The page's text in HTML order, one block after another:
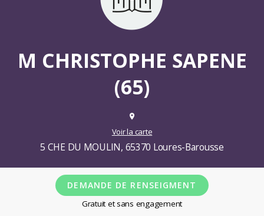
M CHRISTOPHE SAPENE
(65)
place
Voir la carte
5 CHE DU MOULIN, 65370 Loures-Barousse
DEMANDE DE RENSEIGMENT
Gratuit et sans engagement